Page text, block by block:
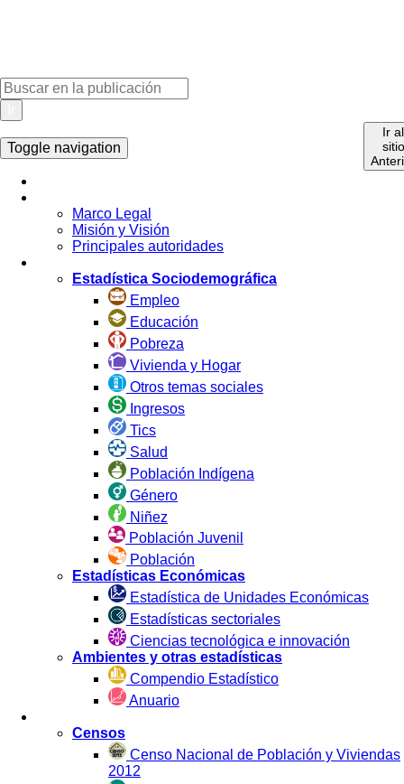
Ir al
sitio
Toggle navigation
Marco Legal
Misión y Visión
Principales autoridades
Estadística Sociodemográfica
Empleo
Educación
Pobreza
Vivienda y Hogar
Otros temas sociales
Ingresos
Tics
Salud
Población Indígena
Género
Niñez
Población Juvenil
Población
Estadísticas Económicas
Estadística de Unidades Económicas
Estadísticas sectoriales
Ciencias tecnológica e innovación
Ambientes y otras estadísticas
Compendio Estadístico
Anuario
Censos
Censo Nacional de Población y Viviendas
2012